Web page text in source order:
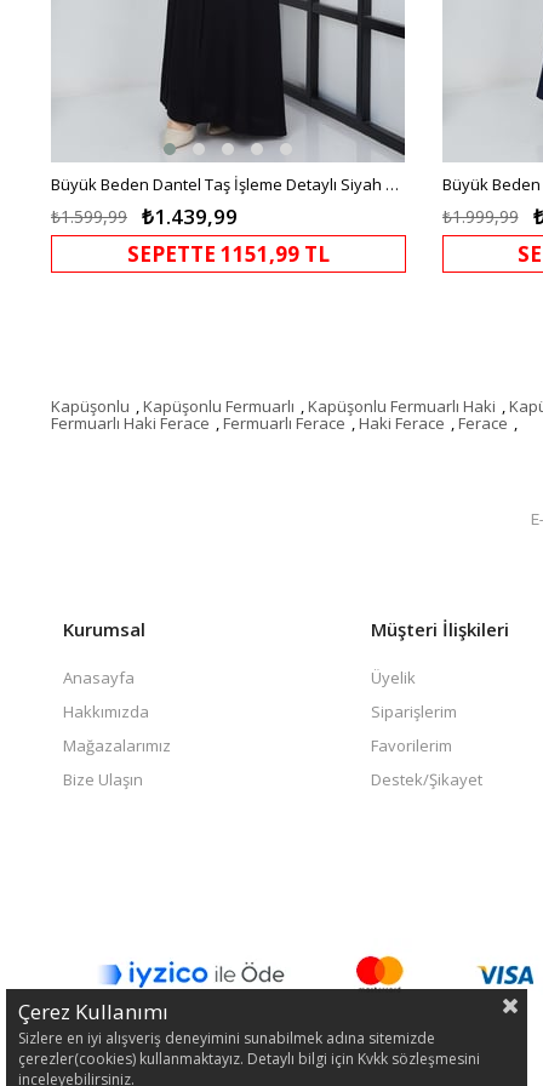
Büyük Beden Dantel Taş İşleme Detaylı Siyah Ferace
₺1.439,99
₺1.599,99
SEPETTE 1151,99 TL
Büyük Beden
₺1.999,99
Kapüşonlu ,Kapüşonlu Fermuarlı ,Kapüşonlu Fermuarlı Haki ,
Fermuarlı Haki Ferace ,Fermuarlı Ferace ,Haki Ferace ,Ferace ,
Kurumsal
Anasayfa
Hakkımızda
Mağazalarımız
Bize Ulaşın
Müşteri İlişkileri
Üyelik
Siparişlerim
Favorilerim
Destek/Şikayet
Çerez Kullanımı
Sizlere en iyi alışveriş deneyimini sunabilmek adına sitemizde
çerezler(cookies) kullanmaktayız. Detaylı bilgi için Kvkk sözleşmesini
inceleyebilirsiniz.